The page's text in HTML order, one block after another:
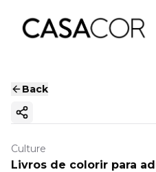
Back
Copy ink
Culture
Livros de colorir para